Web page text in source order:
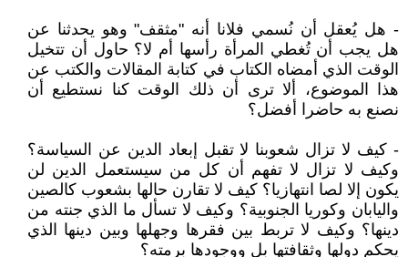
- هل يُعقل أن نُسمي فلانا أنه "مثقف" وهو يحدثنا عن
هل يجب أن تُغطي المرأة رأسها أم لا؟ حاول أن تتخيل
الوقت الذي أمضاه الكتاب في كتابة المقالات والكتب عن
هذا الموضوع، ألا ترى أن ذلك الوقت كنا نستطيع أن
نصنع به حاضرا أفضل؟
- كيف لا تزال شعوبنا لا تقبل إبعاد الدين عن السياسة؟
وكيف لا تزال لا تفهم أن كل من سيستعمل الدين لن
يكون إلا لصا انتهازيا؟ كيف لا تقارن حالها بشعوب كالصين
واليابان وكوريا الجنوبية؟ وكيف لا تسأل ما الذي جنته من
دينها؟ وكيف لا تربط بين فقرها وجهلها وبين دينها الذي
يحكم دولها وثقافتها بل ووجودها برمته؟